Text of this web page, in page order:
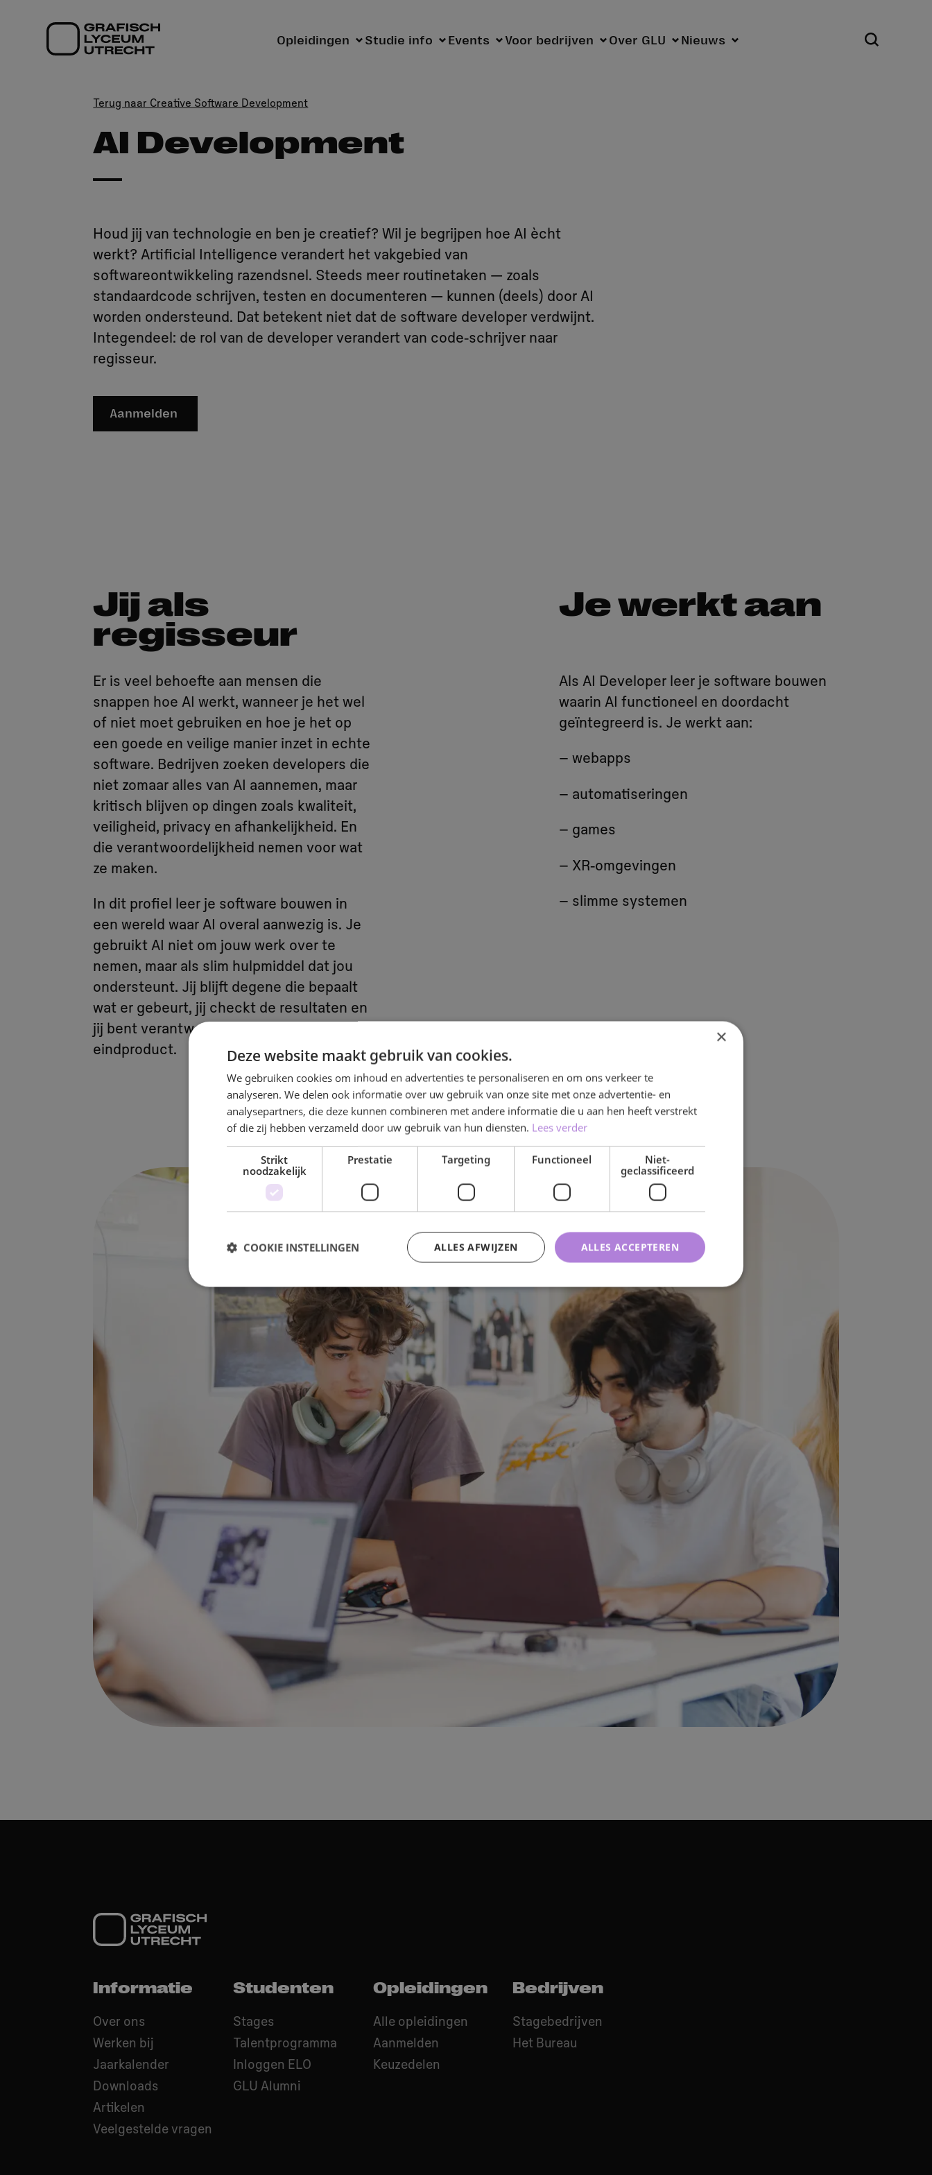
naar
hoofdinhoud
Opleidingen Studie info Events Voor bedrijven Over GLU Nieuws Open
Terug naar Creative Software Development
AI Development
Houd jij van technologie en ben je creatief? Wil je begrijpen hoe AI ècht
werkt? Artificial Intelligence verandert het vakgebied van
softwareontwikkeling razendsnel. Steeds meer routinetaken — zoals
standaardcode schrijven, testen en documenteren — kunnen (deels) door AI
worden ondersteund. Dat betekent niet dat de software developer verdwijnt.
Integendeel: de rol van de developer verandert van code‑schrijver naar
regisseur.
Aanmelden
Jij als
regisseur
Je werkt aan
Er is veel behoefte aan mensen die
snappen hoe AI werkt, wanneer je het wel
of niet moet gebruiken en hoe je het op
een goede en veilige manier inzet in echte
software. Bedrijven zoeken developers die
niet zomaar alles van AI aannemen, maar
kritisch blijven op dingen zoals kwaliteit,
veiligheid, privacy en afhankelijkheid. En
die verantwoordelijkheid nemen voor wat
ze maken.
In dit profiel leer je software bouwen in
een wereld waar AI overal aanwezig is. Je
gebruikt AI niet om jouw werk over te
nemen, maar als slim hulpmiddel dat jou
ondersteunt. Jij blijft degene die bepaalt
wat er gebeurt, jij checkt de resultaten en
jij bent verantwoordelijk voor het
eindproduct.
Als AI Developer leer je software bouwen
waarin AI functioneel en doordacht
geïntegreerd is. Je werkt aan:
– webapps
– automatiseringen
– games
– XR‑omgevingen
– slimme systemen
Informatie
Over ons
Werken bij
Jaarkalender
Downloads
Artikelen
Veelgestelde vragen
Studenten
Stages
Talentprogramma
Inloggen ELO
GLU Alumni
Opleidingen
Alle opleidingen
Aanmelden
Keuzedelen
Bedrijven
Stagebedrijven
Het Bureau
×
Deze website maakt gebruik van cookies.
We gebruiken cookies om inhoud en advertenties te personaliseren en om ons verkeer te
analyseren. We delen ook informatie over uw gebruik van onze site met onze advertentie- en
analysepartners, die deze kunnen combineren met andere informatie die u aan hen heeft verstrekt
of die zij hebben verzameld door uw gebruik van hun diensten. Lees verder
Strikt
noodzakelijk
Prestatie Targeting Functioneel
Niet-
geclassificeerd
ALLES ACCEPTEREN
ALLES AFWIJZEN
COOKIE INSTELLINGEN